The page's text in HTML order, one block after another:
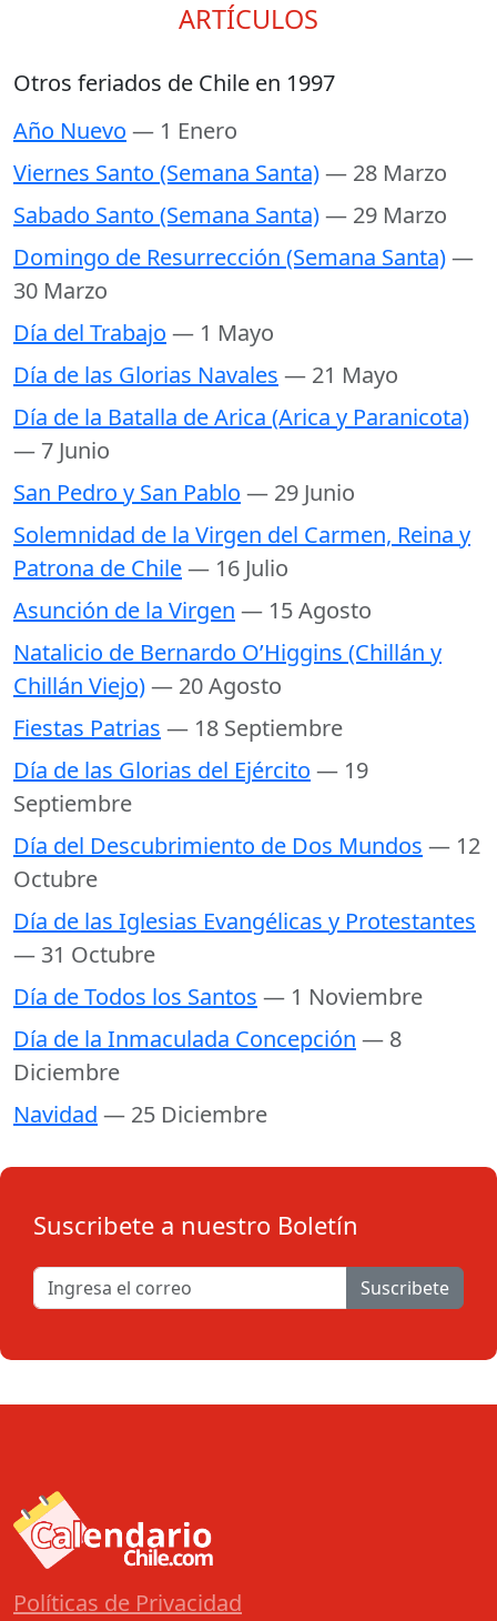
ARTÍCULOS
Otros feriados de Chile en 1997
Año Nuevo — 1 Enero
Viernes Santo (Semana Santa)— 28 Marzo
Sabado Santo (Semana Santa)— 29 Marzo
Domingo de Resurrección (Semana Santa)—
30 Marzo
Día del Trabajo — 1 Mayo
Día de las Glorias Navales — 21 Mayo
Día de la Batalla de Arica (Arica y Paranicota)
— 7 Junio
San Pedro y San Pablo — 29 Junio
Solemnidad de la Virgen del Carmen, Reina y
Patrona de Chile— 16 Julio
Asunción de la Virgen — 15 Agosto
Natalicio de Bernardo O’Higgins (Chillán y
Chillán Viejo)— 20 Agosto
Fiestas Patrias — 18 Septiembre
Día de las Glorias del Ejército — 19
Septiembre
Día del Descubrimiento de Dos Mundos — 12
Octubre
Día de las Iglesias Evangélicas y Protestantes
— 31 Octubre
Día de Todos los Santos — 1 Noviembre
Día de la Inmaculada Concepción — 8
Diciembre
Navidad — 25 Diciembre
Suscribete a nuestro Boletín
Suscribete
Políticas de Privacidad